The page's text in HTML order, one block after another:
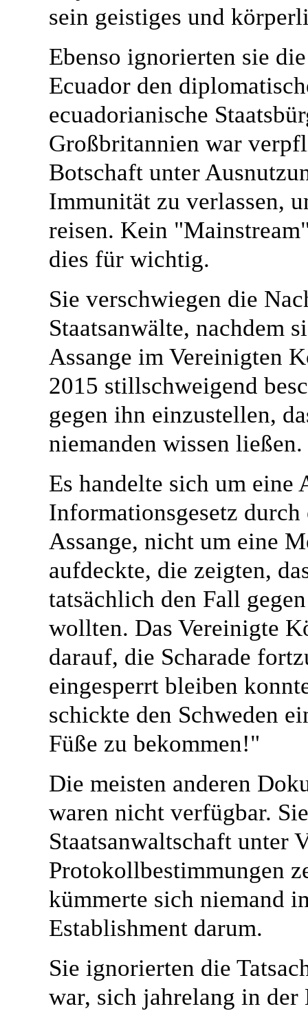
sein geistiges und
Ebenso ignorierten sie
Ecuador den
ecuadorianische
Großbritannien war
Botschaft unter
Immunität zu verlassen,
reisen. Kein
dies für wichtig.
Sie verschwiegen die
Staatsanwälte, nachdem
Assange im Vereinigten
2015 stillschweigend
gegen ihn einzustellen,
niemanden wissen ließen.
Es handelte sich um eine
Informationsgesetz
Assange, nicht um eine
aufdeckte, die zeigten,
tatsächlich den Fall
wollten. Das Vereinigte
darauf, die Scharade
eingesperrt bleiben
schickte den Schweden
Füße zu bekommen!"
Die meisten anderen
waren nicht verfügbar.
Staatsanwaltschaft unter
Protokollbestimmungen
kümmerte sich niemand
Establishment darum.
Sie ignorierten die
war, sich jahrelang in